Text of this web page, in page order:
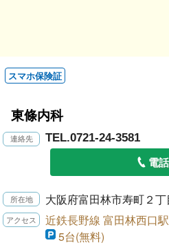
スマホ保険証
東條内科
TEL.0721-24-3581
電
大阪府富田林市寿町２丁
近鉄長野線 富田林西口
5台(無料)